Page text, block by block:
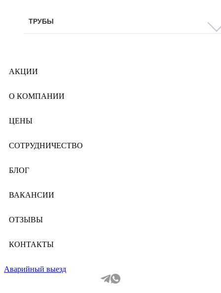
ТРУБЫ
АКЦИИ
О КОМПАНИИ
ЦЕНЫ
СОТРУДНИЧЕСТВО
БЛОГ
ВАКАНСИИ
ОТЗЫВЫ
КОНТАКТЫ
Аварийный выезд